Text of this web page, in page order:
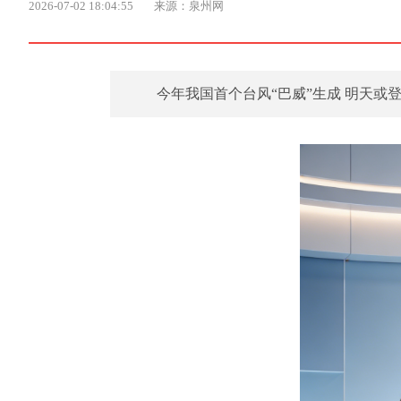
2026-07-02 18:04:55 来源：泉州网
今年我国首个台风“巴威”生成 明天或